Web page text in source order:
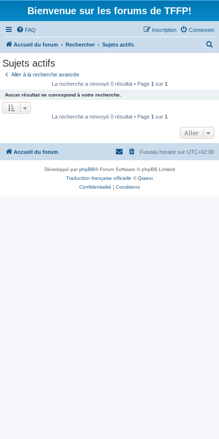
Bienvenue sur les forums de TFFP!
FAQ Connexion
Inscription
Accueil du forum Rechercher Sujets actifs
e
r
Sujets actifs
Aller à la recherche avancée
La recherche a renvoyé 0 résultat • Page 1 sur 1
Aucun résultat ne correspond à votre recherche.
La recherche a renvoyé 0 résultat • Page 1 sur 1
Aller
Accueil du forum Fuseau horaire sur UTC+02:00
Développé parphpBB® Forum Software © phpBB Limited
Traduction française officielle ©Qiaeru
Confidentialité | Conditions